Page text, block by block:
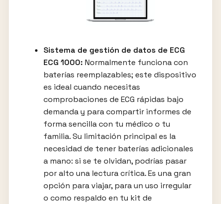
Sistema de gestión de datos de ECG
ECG 1000: Normalmente funciona con
baterías reemplazables; este dispositivo
es ideal cuando necesitas
comprobaciones de ECG rápidas bajo
demanda y para compartir informes de
forma sencilla con tu médico o tu
familia. Su limitación principal es la
necesidad de tener baterías adicionales
a mano: si se te olvidan, podrías pasar
por alto una lectura crítica. Es una gran
opción para viajar, para un uso irregular
o como respaldo en tu kit de